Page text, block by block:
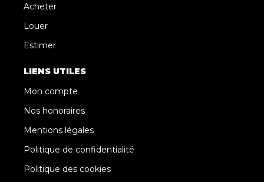
Acheter
Louer
Estimer
LIENS UTILES
Mon compte
Nos honoraires
Mentions légales
Politique de confidentialité
Politique des cookies